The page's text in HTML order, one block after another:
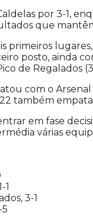
por 3-1,
que
primeiros
posto, ainda
de Regalados
com o
também
em fase
várias
1
3-1